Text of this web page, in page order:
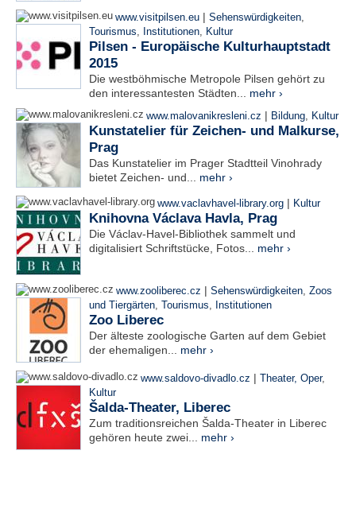
www.visitpilsen.eu | Sehenswürdigkeiten,
Tourismus, Institutionen, Kultur
Pilsen - Europäische Kulturhauptstadt
2015
Die westböhmische Metropole Pilsen gehört zu
den interessantesten Städten... mehr ›
www.malovanikresleni.cz | Bildung, Kultur
Kunstatelier für Zeichen- und Malkurse,
Prag
Das Kunstatelier im Prager Stadtteil Vinohrady
bietet Zeichen- und... mehr ›
www.vaclavhavel-library.org | Kultur
Knihovna Václava Havla, Prag
Die Václav-Havel-Bibliothek sammelt und
digitalisiert Schriftstücke, Fotos... mehr ›
www.zooliberec.cz | Sehenswürdigkeiten, Zoos
und Tiergärten, Tourismus, Institutionen
Zoo Liberec
Der älteste zoologische Garten auf dem Gebiet
der ehemaligen... mehr ›
www.saldovo-divadlo.cz | Theater, Oper,
Kultur
Šalda-Theater, Liberec
Zum traditionsreichen Šalda-Theater in Liberec
gehören heute zwei... mehr ›